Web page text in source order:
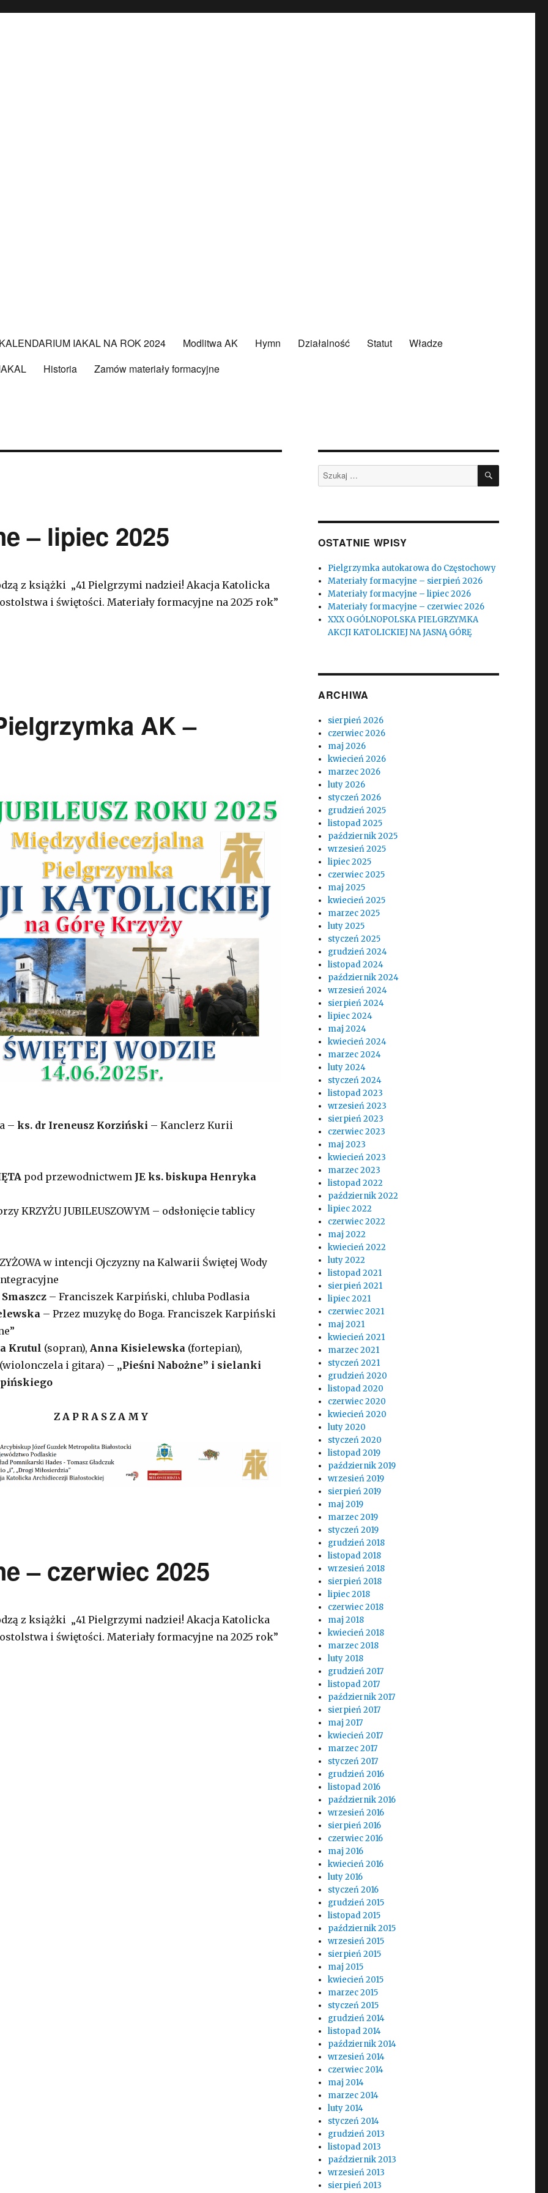
KALENDARIUM IAKAL NA ROK 2024 Modlitwa AK Hymn Działalność Statut
Władze
Historia Zamów materiały formacyjne
– lipiec 2025
z książki „41 Pielgrzymi nadziei! Akacja Katolicka
i świętości. Materiały formacyjne na 2025 rok”
AK –
– ks. dr Ireneusz Korziński – Kanclerz Kurii
pod przewodnictwemJE ks. biskupa Henryka
KRZYŻU JUBILEUSZOWYM – odsłonięcie tablicy
w intencji Ojczyzny na Kalwarii Świętej Wody
– Franciszek Karpiński, chluba Podlasia
– Przez muzykę do Boga. Franciszek Karpiński
Krutul (sopran), Anna Kisielewska (fortepian),
i gitara) – „Pieśni Nabożne” i sielanki
Z A P R A S Z A M Y
– czerwiec 2025
z książki „41 Pielgrzymi nadziei! Akacja Katolicka
i świętości. Materiały formacyjne na 2025 rok”
Szukaj: SZUKAJ
OSTATNIE WPISY
Pielgrzymka autokarowa do Częstochowy
Materiały formacyjne – sierpień 2026
Materiały formacyjne – lipiec 2026
Materiały formacyjne – czerwiec 2026
XXX OGÓLNOPOLSKA PIELGRZYMKA
AKCJI KATOLICKIEJ NA JASNĄ GÓRĘ
ARCHIWA
sierpień 2026
czerwiec 2026
maj 2026
kwiecień 2026
marzec 2026
luty 2026
styczeń 2026
grudzień 2025
listopad 2025
październik 2025
wrzesień 2025
lipiec 2025
czerwiec 2025
maj 2025
kwiecień 2025
marzec 2025
luty 2025
styczeń 2025
grudzień 2024
listopad 2024
październik 2024
wrzesień 2024
sierpień 2024
lipiec 2024
maj 2024
kwiecień 2024
marzec 2024
luty 2024
styczeń 2024
listopad 2023
wrzesień 2023
sierpień 2023
czerwiec 2023
maj 2023
kwiecień 2023
marzec 2023
listopad 2022
październik 2022
lipiec 2022
czerwiec 2022
maj 2022
kwiecień 2022
luty 2022
listopad 2021
sierpień 2021
lipiec 2021
czerwiec 2021
maj 2021
kwiecień 2021
marzec 2021
styczeń 2021
grudzień 2020
listopad 2020
czerwiec 2020
kwiecień 2020
luty 2020
styczeń 2020
listopad 2019
październik 2019
wrzesień 2019
sierpień 2019
maj 2019
marzec 2019
styczeń 2019
grudzień 2018
listopad 2018
wrzesień 2018
sierpień 2018
lipiec 2018
czerwiec 2018
maj 2018
kwiecień 2018
marzec 2018
luty 2018
grudzień 2017
listopad 2017
październik 2017
sierpień 2017
maj 2017
kwiecień 2017
marzec 2017
styczeń 2017
grudzień 2016
listopad 2016
październik 2016
wrzesień 2016
sierpień 2016
czerwiec 2016
maj 2016
kwiecień 2016
luty 2016
styczeń 2016
grudzień 2015
listopad 2015
październik 2015
wrzesień 2015
sierpień 2015
maj 2015
kwiecień 2015
marzec 2015
styczeń 2015
grudzień 2014
listopad 2014
październik 2014
wrzesień 2014
czerwiec 2014
maj 2014
marzec 2014
luty 2014
styczeń 2014
grudzień 2013
listopad 2013
październik 2013
wrzesień 2013
sierpień 2013